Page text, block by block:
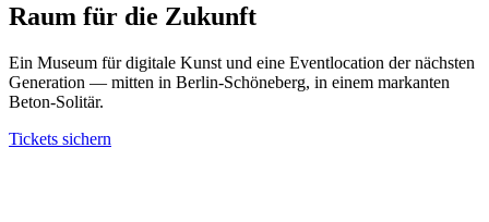
Raum für die Zukunft
Ein Museum für digitale Kunst und eine Eventlocation der nächsten
Generation — mitten in Berlin-Schöneberg, in einem markanten
Beton-Solitär.
Tickets sichern